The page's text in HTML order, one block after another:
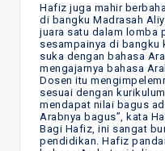
Hafiz juga mahir
di bangku Madrasah
juara satu dalam lomba
sesampainya di bangku
suka dengan bahasa
mengajarnya bahasa
Dosen itu
sesuai dengan
mendapat nilai bagus
Arabnya bagus”, kata
Bagi Hafiz, ini sangat
pendidikan. Hafiz